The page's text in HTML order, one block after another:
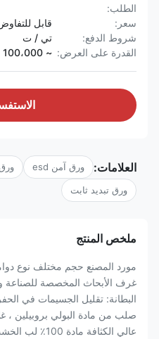
الطلب:
سعر:
قابل
شروط الدفع:
تي / ت
القدرة على العرض: ~ 100،000 عبوة شهريًا
العلامات: ورق آمن esd
ورق تبديد ثابت
ملخص المنتج
مورد المصنع حجم مختلف نوع
غرف الأبحاث المخصصة للصناعة
البطانة: تقليل الجسيمات في
صلب من مادة البولي بروبيلين